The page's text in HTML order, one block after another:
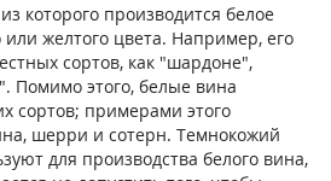
которого производится белое
желтого цвета. Например, его
сортов, как "шардоне",
Помимо этого, белые вина
сортов; примерами этого
шерри и сотерн. Темнокожий
для производства белого вина,